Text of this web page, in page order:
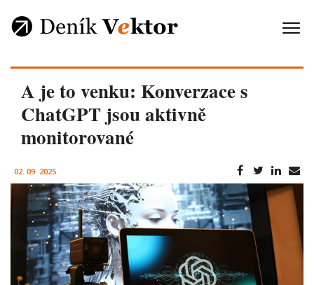
A je to venku: Konverzace s
ChatGPT jsou aktivně
monitorované
02. 09. 2025